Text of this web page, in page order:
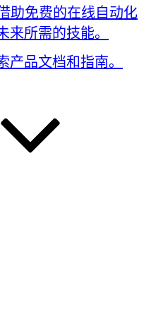
助免费的在线自动化
来所需的技能。
产品文档和指南。